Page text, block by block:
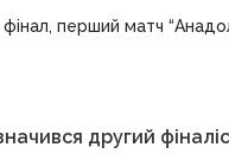
перший матч
другий